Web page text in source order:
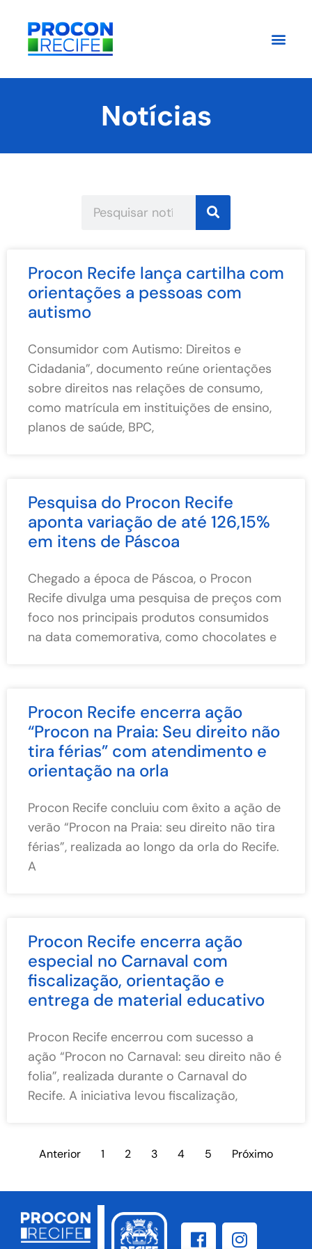
Notícias
Procon Recife lança cartilha com
orientações a pessoas com
autismo
Consumidor com Autismo: Direitos e
Cidadania”, documento reúne orientações
sobre direitos nas relações de consumo,
como matrícula em instituições de ensino,
planos de saúde, BPC,
Pesquisa do Procon Recife
aponta variação de até 126,15%
em itens de Páscoa
Chegado a época de Páscoa, o Procon
Recife divulga uma pesquisa de preços com
foco nos principais produtos consumidos
na data comemorativa, como chocolates e
Procon Recife encerra ação
“Procon na Praia: Seu direito não
tira férias” com atendimento e
orientação na orla
Procon Recife concluiu com êxito a ação de
verão “Procon na Praia: seu direito não tira
férias”, realizada ao longo da orla do Recife.
A
Procon Recife encerra ação
especial no Carnaval com
fiscalização, orientação e
entrega de material educativo
Procon Recife encerrou com sucesso a
ação “Procon no Carnaval: seu direito não é
folia”, realizada durante o Carnaval do
Recife. A iniciativa levou fiscalização,
Anterior 1 2 3 4 5 Próximo